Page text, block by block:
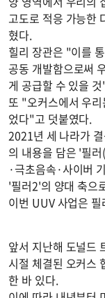
고도로 적응 가능한
혔다.
힐리 장관은 "이를
공동 개발함으로써
게 공급할 수 있을
또 "오커스에서 우
었다"고 덧붙였다.
2021년 세 나라가
의 내용을 담은 '필
·극초음속·사이버
'필러2'의 양대 축으
이번 UUV 사업은
앞서 지난해 도널드
시절 체결된 오커스
한 바 있다.